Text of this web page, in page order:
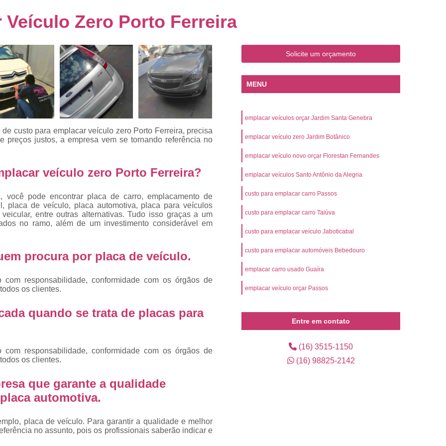
Emplacamento de Veículo Pcd
Emplacamento de Veículo Placa Mercosul
Emplacamento do Carro
Emplacamento do Veículo
Emplacamento Veículos Novos
Emplacamento Veículos Zero
Detran Emplacamento de Veículo
Emplacamento de Veículo
Emplacamento de Veículo Cravinhos
Emplacamento de Veículo Novo
Emplacamento de Veículo Zero
Emplacamento Veículo Novo
Emplacamento Veículo Zero
Processo de Emplacamento de Veículo Zero
Detran Emplacamento Mercosul
Emplacamento Mercosul
Emplacamento Mercosul Cravinhos
Emplacamento Mercosul Preço
Emplacamento Mercosul Ribeirão Preto
Emplacamento Mercosul Valor
Emplacamento Placa Mercosul
Preço Emplacamento Mercosul
Qual o Valor do Emplacamento da Placa Mercosul
Valor do Emplacamento Mercosul
Valor Emplacamento Mercosul
Emplacar Carro Cravinhos
Emplacar Carro Ribeirão Preto
Emplacar o Veículo
Emplacar Veículo
Emplacar Veículo Novo
Emplacar Veículo Zero
Empresa Credenciada para Emplacamento
Empresa de Emplacamento
Empresa de Emplacamento Credenciada
Empresa de Emplacamento de Carros
Empresa de Emplacamento de Moto
Empresa de Emplacamento de Veículos
Emplacadora de Veículos
Emplacadora Mercosul
Zero Porto Ferreira
custo para emplacar veículo zero Porto Ferreira, precisa
preços justos, a empresa vem se tornando referência no
veículo zero Porto Ferreira?
pode encontrar placa de carro, emplacamento de
placa de veículo, placa automotiva, placa para veículos
entre outras alternativas. Tudo isso graças a um
no ramo, além de um investimento considerável em
procura por placa de veículo.
responsabilidade, conformidade com os órgãos de
os clientes.
quando se trata de placas para
responsabilidade, conformidade com os órgãos de
os clientes.
que garante a qualidade
automotiva.
placa de veículo. Para garantir a qualidade e melhor
no assunto, pois os profissionais saberão indicar e
Solicite um orçamento
MENU
emplacar veículos orçar Jardim Santa Genebra
emplacar veículo zero Jardim Botânico
emplacar veículo novo orçar Florestan Fernandes
emplacar veículos Santo Antônio da Alegria
custo para emplacar carro Passos
custo para emplacar carro Taiúva
custo para emplacar veículo Jaboticabal
custo para emplacar automóveis Bebedouro
emplacar carro usado Guaíra
emplacar veículo orçar Passos
Entre em contato
(16) 3515-1150
(16) 98825-2142